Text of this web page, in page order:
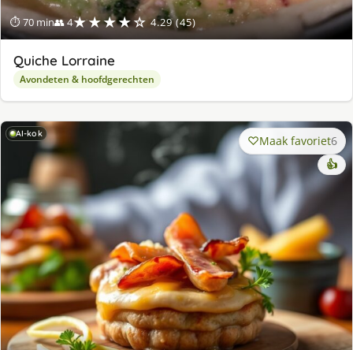
⏱ 70 min👥 4★★★★☆ 4.29 (45)
Quiche Lorraine
Avondeten & hoofdgerechten
AI-kok Maak favoriet6
👍